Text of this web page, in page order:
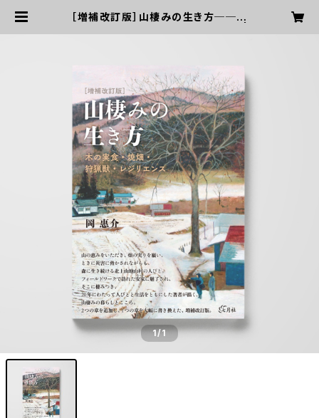
［増補改訂版］山棲みの生き方──木
1/1